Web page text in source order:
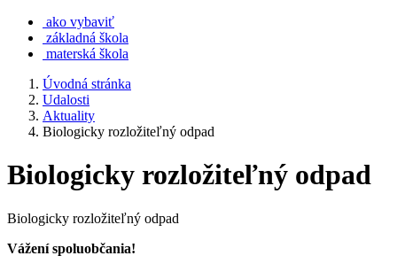
ako vybaviť
základná škola
materská škola
Úvodná stránka
Udalosti
Aktuality
Biologicky rozložiteľný odpad
Biologicky rozložiteľný odpad
Biologicky rozložiteľný odpad
Vážení spoluobčania!